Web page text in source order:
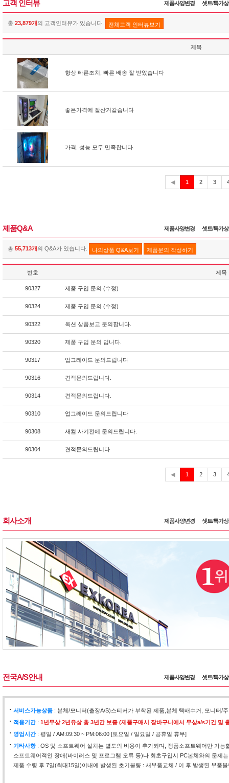
고객 인터뷰 제품사양변경 셋트/특가
총 23,879개의 고객인터뷰가 있습니다. 전체고객 인터뷰보기
제목
항상 빠른조치, 빠른 배송 잘 받았습니다
좋은가격에 잘산거같습니다
가격, 성능 모두 만족합니다.
◀ 1
재
2 3
제품Q&A 제품사양변경 셋트/특가
총 55,713개의 Q&A가 있습니다. 나의상품 Q&A보기 제품문의 작성하기
번호 제목
90327 제품 구입 문의 (수정)
90324 제품 구입 문의 (수정)
90322 옥션 상품보고 문의합니다.
90320 제품 구입 문의 입니다.
90317 업그레이드 문의드립니다
90316 견적문의드립니다.
90314 견적문의드립니다.
90310 업그레이드 문의드립니다
90308 새컴 사기전에 문의드립니다.
90304 견적문의드립니다
◀ 1
재
2 3
회사소개 제품사양변경 셋트/특가
전국A/S안내 제품사양변경 셋트/특가
서비스가능상품 : 본체/모니터(출장A/S)스티커가 부착된 제품,본체 택배수거, 모니터/
적용기간: 1년무상 2년유상 총 3년간 보증 (제품구매시 장바구니에서 무상a/s기간 및
영업시간: 평일 / AM:09:30 ~ PM:06:00 [토요일 / 일요일 / 공휴일 휴무]
기타사항: OS 및 소프트웨어 설치는 별도의 비용이 추가되며, 정품소프트웨어만 가능
소프트웨어적인 장애(바이러스 및 프로그램 오류 등)나 최초구입시 PC본체와의 문제
제품 수령 후 7일(최대15일)이내에 발생된 초기불량 : 새부품교체 / 이 후 발생된 부품